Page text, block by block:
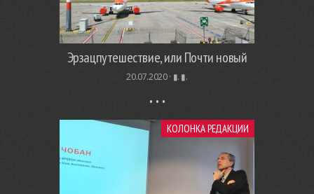
Эрзацпутешествие, или Почти новый
20.07.2020 · ▮. ▮.
КОЛОНКА РЕДАКЦИИ